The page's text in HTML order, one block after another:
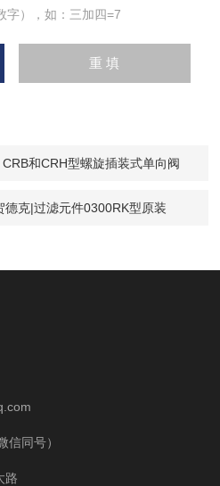
字），如：三加四=7
和CRH型螺旋插装式单向阀
德克|过滤元件0300RK型原装
信同号）
路